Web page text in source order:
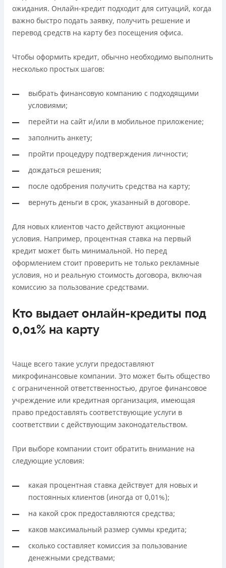
и их количество не ограничены)
Бесплатный перевод кредитных средств с Pluscard на
любую карту другого банка (операция осуществляется
Максимальный кредитный лимит сразу при
оформлении карты (до 50 000 грн при
Удобное приложение для оформления и управления
платёжной картой и кредитным лимитом (отсутствует
необходимость общения с контакт-центром)
при своевременном обслуживании (срок кредитной
линии — 5 лет с возможностью пролонгации)
Можно использовать лимит на любые
Нет кредита для юрлиц (ФОП)
Нет круглосуточной поддержки по телефону, в Viber,
Telegram, Facebook
Погашение
Онлайн (через сайт или интернет-банкинг)
Через терминалы самообслуживания
переоформлена НБУ 14.03.2024
Вся информация о кредите
ПОЛУЧИТЬ ЗАЙМ
ожидания. Онлайн-кредит подходит для ситуаций, когда
важно быстро подать заявку, получить решение и
перевод средств на карту без посещения офиса.
Чтобы оформить кредит, обычно необходимо выполнить
несколько простых шагов:
выбрать финансовую компанию с подходящими
условиями;
перейти на сайт и/или в мобильное приложение;
заполнить анкету;
пройти процедуру подтверждения личности;
дождаться решения;
после одобрения получить средства на карту;
вернуть деньги в срок, указанный в договоре.
Для новых клиентов часто действуют акционные
условия. Например, процентная ставка на первый
кредит может быть минимальной. Но перед
оформлением стоит проверить не только рекламные
условия, но и реальную стоимость договора, включая
комиссию за пользование средствами.
Кто выдает онлайн-кредиты под
0,01% на карту
Чаще всего такие услуги предоставляют
микрофинансовые компании. Это может быть общество
с ограниченной ответственностью, другое финансовое
учреждение или кредитная организация, имеющая
право предоставлять соответствующие услуги в
соответствии с действующим законодательством.
При выборе компании стоит обратить внимание на
следующие условия:
какая процентная ставка действует для новых и
постоянных клиентов (иногда от 0,01%);
на какой срок предоставляются средства;
каков максимальный размер суммы кредита;
сколько составляет комиссия за пользование
денежными средствами;